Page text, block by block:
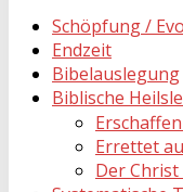
Schöpfung /
Endzeit
Bibelauslegung
Biblische
Errettet
Der